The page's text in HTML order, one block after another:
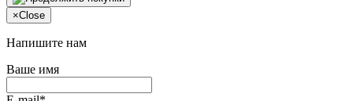
×Close
Напишите нам
Ваше имя